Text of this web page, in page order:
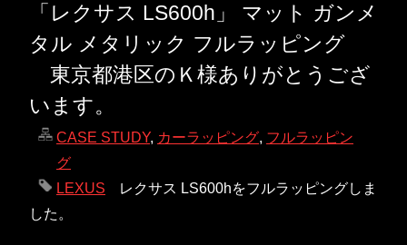
「レクサス LS600h」 マット ガンメ
タル メタリック フルラッピング
東京都港区のＫ様ありがとうござ
います。
CASE STUDY, カーラッピング, フルラッピン
グ
LEXUS
レクサス LS600hをフルラッピングしま
した。